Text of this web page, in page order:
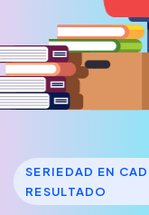
SERIEDAD EN
RESULTADO